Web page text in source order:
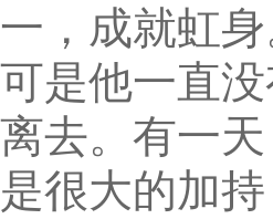
一，成就虹
可是他一直
离去。有一
是很大的加